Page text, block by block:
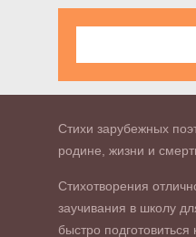
Стихи зарубежных
родине, жизни и
Стихотворения
заучивания в школу
быстро подготовиться